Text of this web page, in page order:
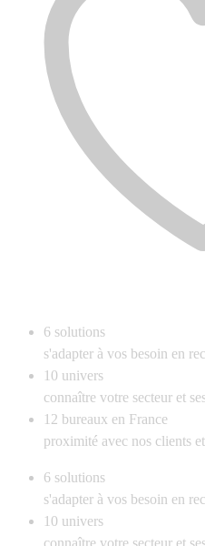
6 solutions
s'adapter à vos besoin en
10 univers
connaître votre secteur et
12 bureaux en France
proximité avec nos clients
6 solutions
s'adapter à vos besoin en
10 univers